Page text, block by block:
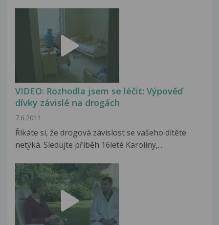
VIDEO: Rozhodla jsem se léčit: Výpověď
dívky závislé na drogách
7.6.2011
Říkáte si, že drogová závislost se vašeho dítěte
netýká. Sledujte příběh 16leté Karoliny,...